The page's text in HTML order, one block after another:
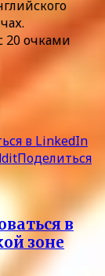
20 очками
в LinkedIn
Поделиться
в
зоне